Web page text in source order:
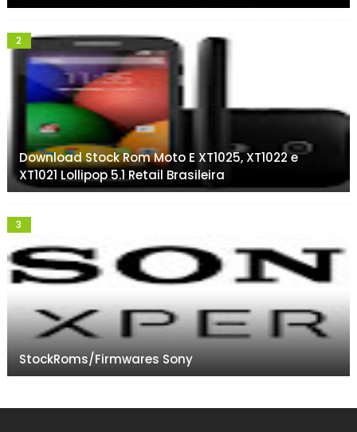
Download Stock Rom Moto E XT1025, XT1022 e
XT1021 Lollipop 5.1 Retail Brasileira
StockRoms/Firmwares Sony